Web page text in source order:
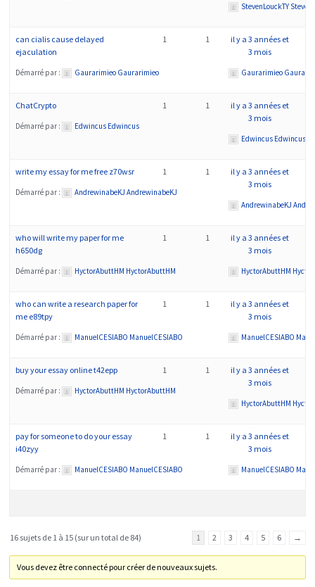
StevenLouckTY
can cialis cause delayed
ejaculation
Démarré par : Gaurarimieo Gaurarimieo
1 1
il y a 3 années et
3 mois
Gaurarimieo
ChatCrypto
Démarré par : Edwincus Edwincus
1 1
il y a 3 années et
3 mois
Edwincus Edwincus
write my essay for me free z70wsr
Démarré par : AndrewinabeKJ AndrewinabeKJ
1 1
il y a 3 années et
3 mois
AndrewinabeKJ
who will write my paper for me
h650dg
Démarré par : HyctorAbuttHM HyctorAbuttHM
1 1
il y a 3 années et
3 mois
HyctorAbuttHM
who can write a research paper for
me e89tpy
Démarré par : ManuelCESIABO ManuelCESIABO
1 1
il y a 3 années et
3 mois
ManuelCESIABO
buy your essay online t42epp
Démarré par : HyctorAbuttHM HyctorAbuttHM
1 1
il y a 3 années et
3 mois
HyctorAbuttHM
pay for someone to do your essay
i40zyy
Démarré par : ManuelCESIABO ManuelCESIABO
1 1
il y a 3 années et
3 mois
ManuelCESIABO
16 sujets de 1 à 15 (sur un total de 84) 1 2 3 4 5 6 →
Vous devez être connecté pour créer de nouveaux sujets.